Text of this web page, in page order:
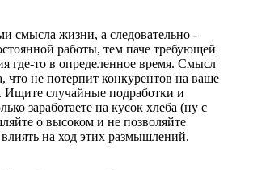
смысла жизни, а следовательно -
работы, тем паче требующей
где-то в определенное время. Смысл
что не потерпит конкурентов на ваше
Ищите случайные подработки и
заработаете на кусок хлеба (ну с
о высоком и не позволяйте
на ход этих размышлений.
камера на